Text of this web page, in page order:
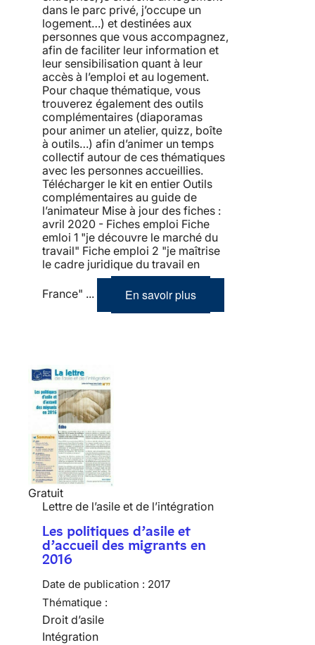
dans le parc privé, j’occupe un
logement…) et destinées aux
personnes que vous accompagnez,
afin de faciliter leur information et
leur sensibilisation quant à leur
accès à l’emploi et au logement.
Pour chaque thématique, vous
trouverez également des outils
complémentaires (diaporamas
pour animer un atelier, quizz, boîte
à outils…) afin d’animer un temps
collectif autour de ces thématiques
avec les personnes accueillies.
Télécharger le kit en entier Outils
complémentaires au guide de
l’animateur Mise à jour des fiches :
avril 2020 - Fiches emploi Fiche
emloi 1 "je découvre le marché du
travail" Fiche emploi 2 "je maîtrise
le cadre juridique du travail en
France" ... En savoir plus
Gratuit
Lettre de l’asile et de l’intégration
Les politiques d’asile et
d’accueil des migrants en
2016
Date de publication : 2017
Thématique :
Droit d’asile
Intégration